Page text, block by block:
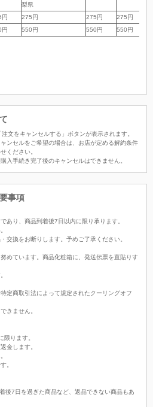
梨県
円 275円 275円 275円
円 550円 550円 550円
文をキャンセルする」ボタンが表示されます。
ンセルをご希望の場合は、お店が定める解約条件
ください。
入手続き完了後のキャンセルはできません。
事項
あり、商品到着後7日以内に限り承ります。
交換をお断りします。予めご了承ください。
めています。商品化粧箱に、発送伝票を直貼りす
定商取引法によって規定されたクーリングオフ
きません。
限ります。
金します。
。
後7日を過ぎた商品など、返品できない商品もあ